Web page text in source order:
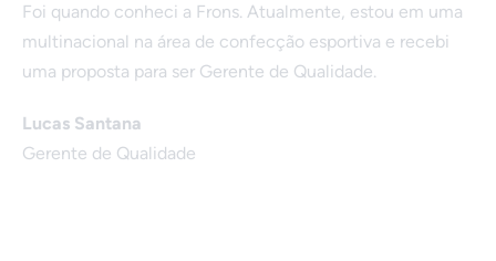
Foi quando conheci a Frons. Atualmente, estou em uma
multinacional na área de confecção esportiva e recebi
uma proposta para ser Gerente de Qualidade.
Lucas Santana
Gerente de Qualidade